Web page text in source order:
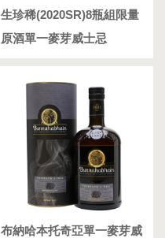
生珍稀(2020SR)8瓶組限量
原酒單一麥芽威士忌
布納哈本托奇亞單一麥芽威